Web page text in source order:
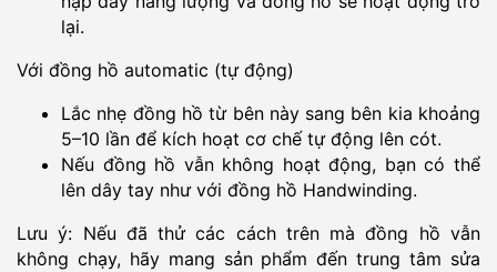
lại.
Với đồng hồ automatic (tự động)
Lắc nhẹ đồng hồ từ bên này sang bên kia khoảng
5–10 lần để kích hoạt cơ chế tự động lên cót.
Nếu đồng hồ vẫn không hoạt động, bạn có thể
lên dây tay như với đồng hồ Handwinding.
Lưu ý: Nếu đã thử các cách trên mà đồng hồ vẫn
không chạy, hãy mang sản phẩm đến trung tâm sửa